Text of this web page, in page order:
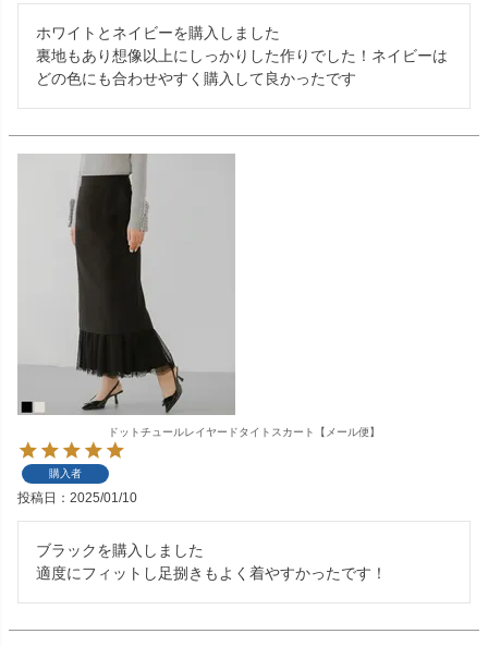
ホワイトとネイビーを購入しました
裏地もあり想像以上にしっかりした作りでした！ネイビーは
どの色にも合わせやすく購入して良かったです
ドットチュールレイヤードタイトスカート【メール便】
購入者
投稿日 2025/01/10
ブラックを購入しました
適度にフィットし足捌きもよく着やすかったです！